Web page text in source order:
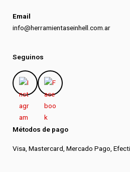
Email
info@herramientaseinhell.com.ar
Seguinos
Métodos de pago
Visa, Mastercard, Mercado Pago,